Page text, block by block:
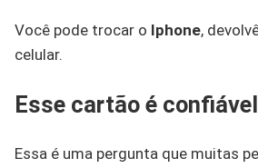
Você pode trocar o Iphone,
celular.
Esse cartão é
Essa é uma pergunta que muitas